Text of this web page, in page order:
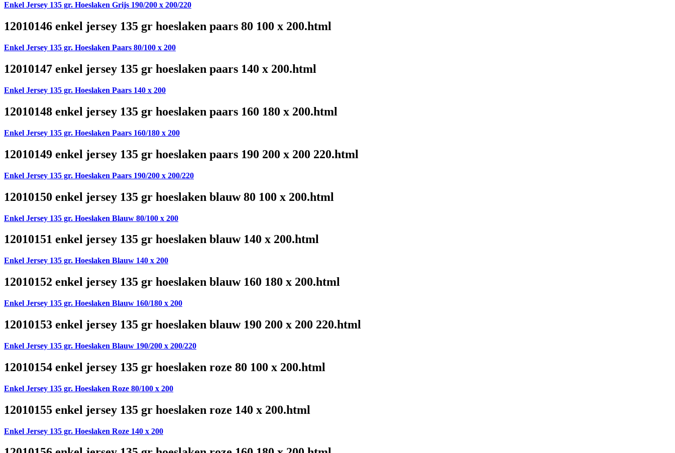
Enkel Jersey 135 gr. Hoeslaken Grijs 190/200 x 200/220
12010146 enkel jersey 135 gr hoeslaken paars 80 100 x 200.html
Enkel Jersey 135 gr. Hoeslaken Paars 80/100 x 200
12010147 enkel jersey 135 gr hoeslaken paars 140 x 200.html
Enkel Jersey 135 gr. Hoeslaken Paars 140 x 200
12010148 enkel jersey 135 gr hoeslaken paars 160 180 x 200.html
Enkel Jersey 135 gr. Hoeslaken Paars 160/180 x 200
12010149 enkel jersey 135 gr hoeslaken paars 190 200 x 200 220.html
Enkel Jersey 135 gr. Hoeslaken Paars 190/200 x 200/220
12010150 enkel jersey 135 gr hoeslaken blauw 80 100 x 200.html
Enkel Jersey 135 gr. Hoeslaken Blauw 80/100 x 200
12010151 enkel jersey 135 gr hoeslaken blauw 140 x 200.html
Enkel Jersey 135 gr. Hoeslaken Blauw 140 x 200
12010152 enkel jersey 135 gr hoeslaken blauw 160 180 x 200.html
Enkel Jersey 135 gr. Hoeslaken Blauw 160/180 x 200
12010153 enkel jersey 135 gr hoeslaken blauw 190 200 x 200 220.html
Enkel Jersey 135 gr. Hoeslaken Blauw 190/200 x 200/220
12010154 enkel jersey 135 gr hoeslaken roze 80 100 x 200.html
Enkel Jersey 135 gr. Hoeslaken Roze 80/100 x 200
12010155 enkel jersey 135 gr hoeslaken roze 140 x 200.html
Enkel Jersey 135 gr. Hoeslaken Roze 140 x 200